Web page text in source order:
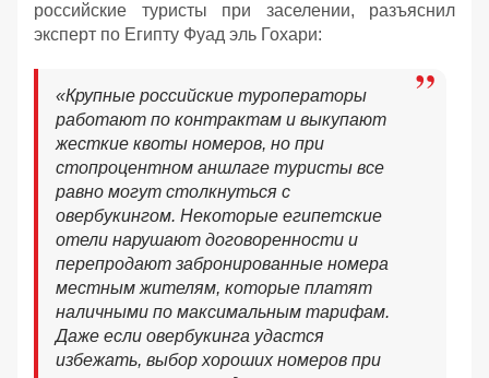
российские туристы при заселении, разъяснил
эксперт по Египту Фуад эль Гохари:
«Крупные российские туроператоры
работают по контрактам и выкупают
жесткие квоты номеров, но при
стопроцентном аншлаге туристы все
равно могут столкнуться с
овербукингом. Некоторые египетские
отели нарушают договоренности и
перепродают забронированные номера
местным жителям, которые платят
наличными по максимальным тарифам.
Даже если овербукинга удастся
избежать, выбор хороших номеров при